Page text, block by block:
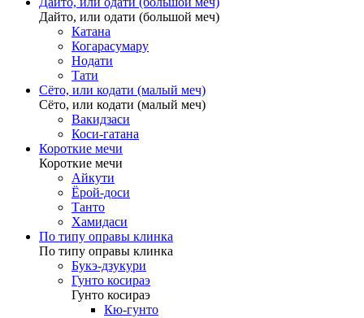
Дайто, или одати (большой меч)
Катана
Когарасумару
Нодати
Тати
Сёто, или кодати (малый меч)
Сёто, или кодати (малый меч)
Вакидзаси
Коси-гатана
Короткие мечи
Короткие мечи
Айкути
Ёрой-доси
Танто
Хамидаси
По типу оправы клинка
По типу оправы клинка
Букэ-дзукури
Гунто косираэ
Гунто косираэ
Кю-гунто